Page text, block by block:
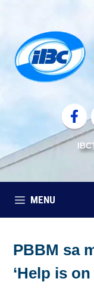
content
MENU
PBBM sa
‘Help is on